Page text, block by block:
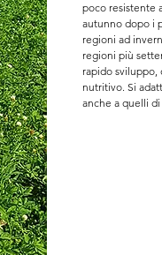
poco resistente
autunno dopo i
regioni ad
regioni più
rapido sviluppo,
nutritivo. Si
anche a quelli